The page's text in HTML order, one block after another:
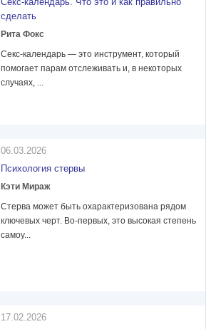
сделать
Рита Фокс
Секс-календарь — это инструмент, который
помогает парам отслеживать и, в некоторых
случаях, ...
06.03.2026
Психология стервы
Кэти Мираж
Стерва может быть охарактеризована рядом
ключевых черт. Во-первых, это высокая степень
самоу...
17.02.2026